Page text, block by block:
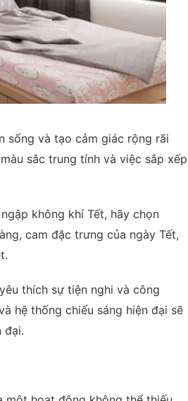
sống và tạo cảm giác rộng rãi
sắc trung tính và việc sắp xếp
không khí Tết, hãy chọn
cam đặc trưng của ngày Tết,
thích sự tiện nghi và công
hệ thống chiếu sáng hiện đại sẽ
đại.